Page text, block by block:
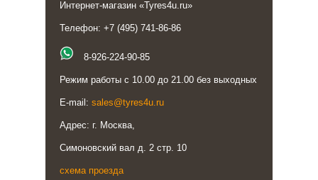
Интернет-магазин «Tyres4u.ru»
Телефон: +7 (495) 741-86-86
8-926-224-90-85
Режим работы с 10.00 до 21.00 без выходных
E-mail: sales@tyres4u.ru
Адрес: г. Москва,
Симоновский вал д. 2 стр. 10
схема проезда